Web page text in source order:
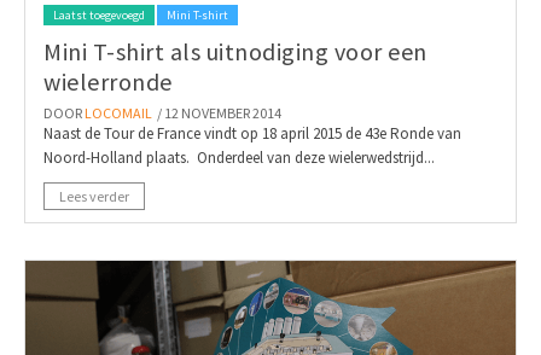
Laatst toegevoegd Mini T-shirt
Mini T-shirt als uitnodiging voor een
wielerronde
DOOR LOCOMAIL / 12 NOVEMBER 2014
Naast de Tour de France vindt op 18 april 2015 de 43e Ronde van
Noord-Holland plaats. Onderdeel van deze wielerwedstrijd...
Lees verder